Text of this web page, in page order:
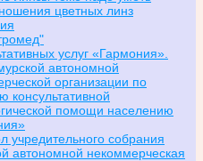
цветных линз
услуг «Гармония».
автономной
организации по
консультативной
помощи населению
учредительного собрания
автономной некоммерческая